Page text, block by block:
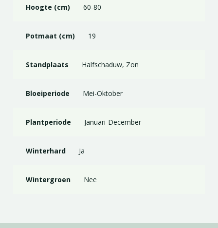
Hoogte (cm) 60-80
Potmaat (cm) 19
Standplaats Halfschaduw, Zon
Bloeiperiode Mei-Oktober
Plantperiode Januari-December
Winterhard Ja
Wintergroen Nee